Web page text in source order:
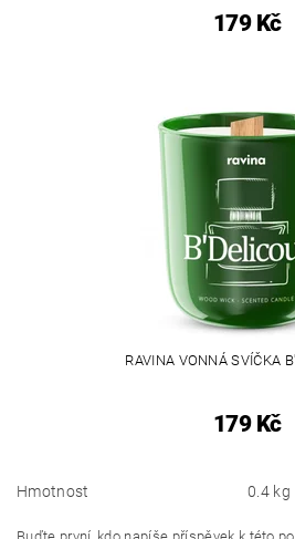
179 Kč
RAVINA VONNÁ SVÍČKA
179 Kč
Hmotnost 0.4 kg